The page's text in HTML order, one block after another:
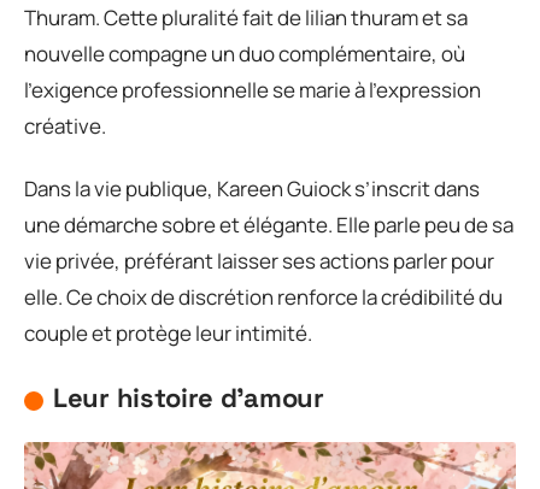
Thuram. Cette pluralité fait de lilian thuram et sa
nouvelle compagne un duo complémentaire, où
l’exigence professionnelle se marie à l’expression
créative.
Dans la vie publique, Kareen Guiock s’inscrit dans
une démarche sobre et élégante. Elle parle peu de sa
vie privée, préférant laisser ses actions parler pour
elle. Ce choix de discrétion renforce la crédibilité du
couple et protège leur intimité.
Leur histoire d’amour